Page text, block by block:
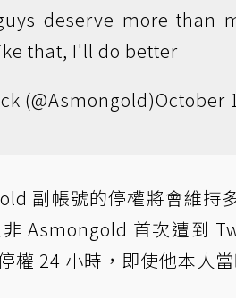
deserve more than
that, I'll do better
(@Asmongold)October
副帳號的停權將會維持
Asmongold 首次遭到
權 24 小時，即使他本人